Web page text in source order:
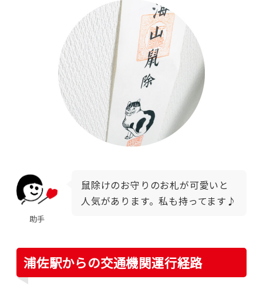
助手
鼠除けのお守りのお札が可愛いと
人気があります。私も持ってます♪
浦佐駅からの交通機関運行経路